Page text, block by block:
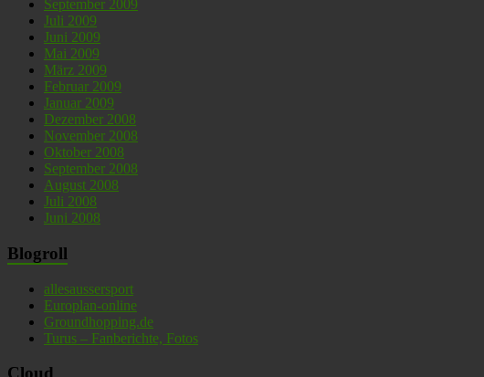
September 2009
Juli 2009
Juni 2009
Mai 2009
März 2009
Februar 2009
Januar 2009
Dezember 2008
November 2008
Oktober 2008
September 2008
August 2008
Juli 2008
Juni 2008
Blogroll
allesaussersport
Europlan-online
Groundhopping.de
Turus – Fanberichte, Fotos